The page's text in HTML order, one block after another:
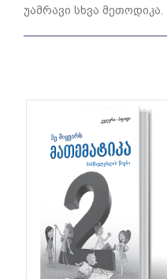
უამრავი სხვა მეთოდიკა.